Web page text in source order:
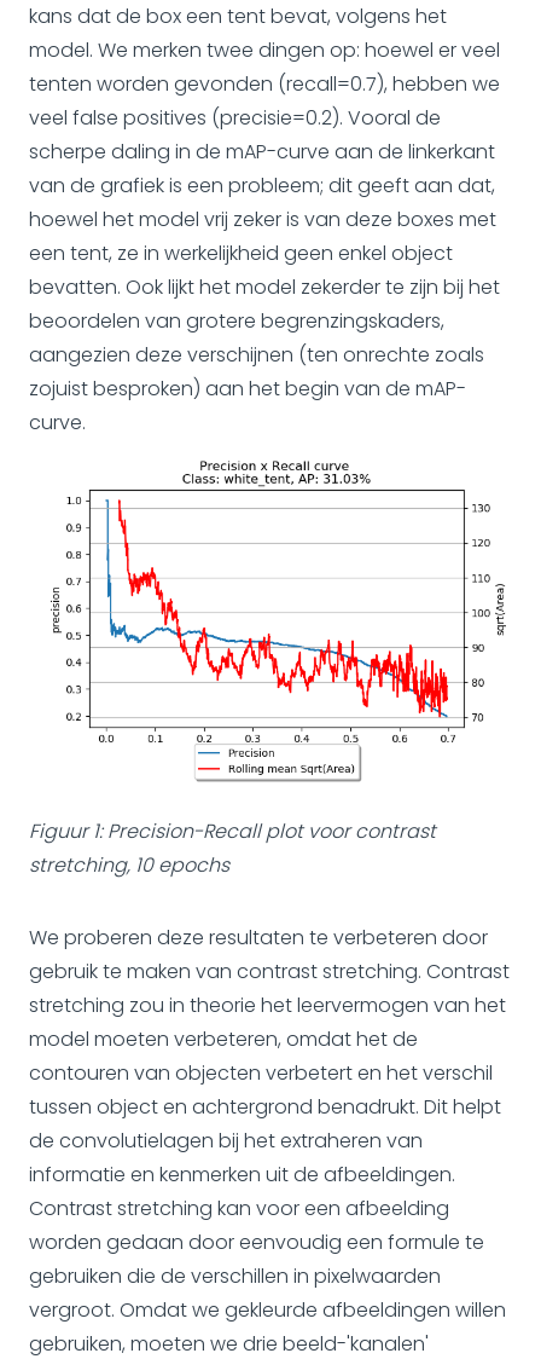
kans dat de box een tent bevat, volgens het
model. We merken twee dingen op: hoewel er veel
tenten worden gevonden (recall=0.7), hebben we
veel false positives (precisie=0.2). Vooral de
scherpe daling in de mAP-curve aan de linkerkant
van de grafiek is een probleem; dit geeft aan dat,
hoewel het model vrij zeker is van deze boxes met
een tent, ze in werkelijkheid geen enkel object
bevatten. Ook lijkt het model zekerder te zijn bij het
beoordelen van grotere begrenzingskaders,
aangezien deze verschijnen (ten onrechte zoals
zojuist besproken) aan het begin van de mAP-
curve.
Figuur 1: Precision-Recall plot voor contrast
stretching, 10 epochs
We proberen deze resultaten te verbeteren door
gebruik te maken van contrast stretching. Contrast
stretching zou in theorie het leervermogen van het
model moeten verbeteren, omdat het de
contouren van objecten verbetert en het verschil
tussen object en achtergrond benadrukt. Dit helpt
de convolutielagen bij het extraheren van
informatie en kenmerken uit de afbeeldingen.
Contrast stretching kan voor een afbeelding
worden gedaan door eenvoudig een formule te
gebruiken die de verschillen in pixelwaarden
vergroot. Omdat we gekleurde afbeeldingen willen
gebruiken, moeten we drie beeld-'kanalen'